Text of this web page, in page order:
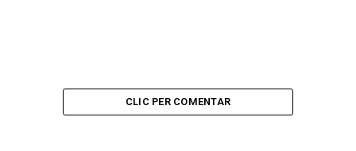
CLIC PER COMENTAR